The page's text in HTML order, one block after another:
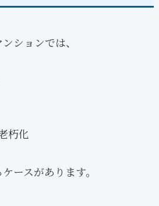
ションでは、
朽化
ースがあります。